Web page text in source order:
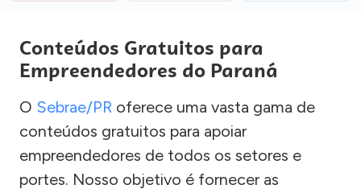
Conteúdos Gratuitos para
Empreendedores do Paraná
O Sebrae/PR oferece uma vasta gama de
conteúdos gratuitos para apoiar
empreendedores de todos os setores e
portes. Nosso objetivo é fornecer as